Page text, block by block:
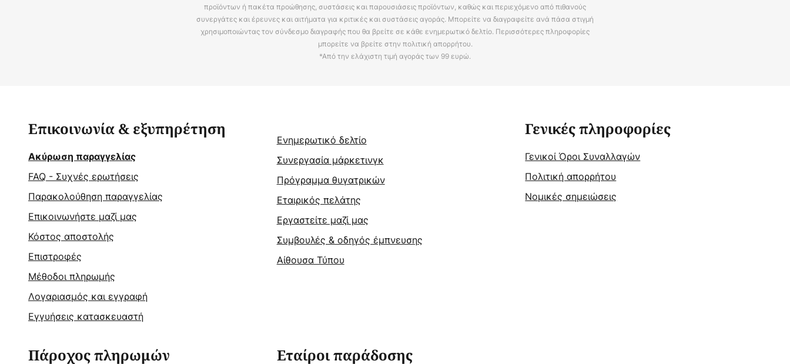
προϊόντων ή πακέτα προώθησης, συστάσεις και παρουσιάσεις προϊόντων, καθώς και περιεχόμενο από πιθανούς
συνεργάτες και έρευνες και αιτήματα για κριτικές και συστάσεις αγοράς. Μπορείτε να διαγραφείτε ανά πάσα στιγμή
χρησιμοποιώντας τον σύνδεσμο διαγραφής που θα βρείτε σε κάθε ενημερωτικό δελτίο. Περισσότερες πληροφορίες
μπορείτε να βρείτε στην πολιτική απορρήτου.
*Από την ελάχιστη τιμή αγοράς των 99 ευρώ.
Επικοινωνία & εξυπηρέτηση
Ακύρωση παραγγελίας
FAQ - Συχνές ερωτήσεις
Παρακολούθηση παραγγελίας
Επικοινωνήστε μαζί μας
Κόστος αποστολής
Επιστροφές
Μέθοδοι πληρωμής
Λογαριασμός και εγγραφή
Εγγυήσεις κατασκευαστή
Ενημερωτικό δελτίο
Συνεργασία μάρκετινγκ
Πρόγραμμα θυγατρικών
Εταιρικός πελάτης
Εργαστείτε μαζί μας
Συμβουλές & οδηγός έμπνευσης
Αίθουσα Τύπου
Γενικές πληροφορίες
Γενικοί Όροι Συναλλαγών
Πολιτική απορρήτου
Νομικές σημειώσεις
Πάροχος πληρωμών Εταίροι παράδοσης